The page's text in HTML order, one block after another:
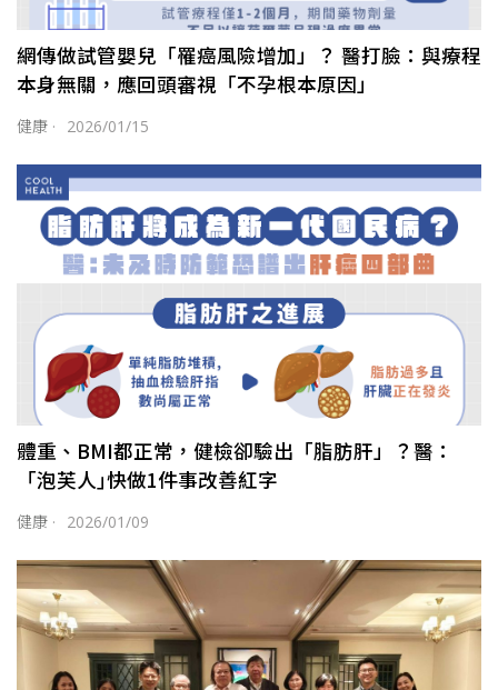
網傳做試管嬰兒「罹癌風險增加」？ 醫打臉：與療程
本身無關，應回頭審視「不孕根本原因」
健康 · 2026/01/15
體重、BMI都正常，健檢卻驗出「脂肪肝」？醫：
「泡芙人｣快做1件事改善紅字
健康 · 2026/01/09